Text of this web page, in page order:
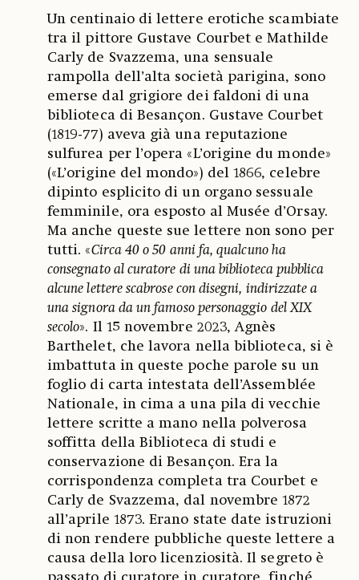
Un centinaio di lettere erotiche scambiate
tra il pittore Gustave Courbet e Mathilde
Carly de Svazzema, una sensuale
rampolla dell’alta società parigina, sono
emerse dal grigiore dei faldoni di una
biblioteca di Besançon. Gustave Courbet
(1819-77) aveva già una reputazione
sulfurea per l’opera «L’origine du monde»
(«L’origine del mondo») del 1866, celebre
dipinto esplicito di un organo sessuale
femminile, ora esposto al Musée d’Orsay.
Ma anche queste sue lettere non sono per
tutti. «Circa 40 o 50 anni fa, qualcuno ha
consegnato al curatore di una biblioteca pubblica
alcune lettere scabrose con disegni, indirizzate a
una signora da un famoso personaggio del XIX
secolo». Il 15 novembre 2023, Agnès
Barthelet, che lavora nella biblioteca, si è
imbattuta in queste poche parole su un
foglio di carta intestata dell’Assemblée
Nationale, in cima a una pila di vecchie
lettere scritte a mano nella polverosa
soffitta della Biblioteca di studi e
conservazione di Besançon. Era la
corrispondenza completa tra Courbet e
Carly de Svazzema, dal novembre 1872
all’aprile 1873. Erano state date istruzioni
di non rendere pubbliche queste lettere a
causa della loro licenziosità. Il segreto è